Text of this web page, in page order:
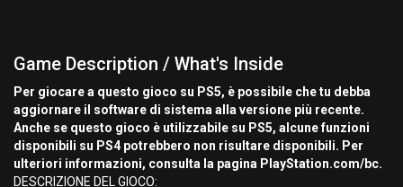
Game Description / What's Inside
Per giocare a questo gioco su PS5, è possibile che tu debba
aggiornare il software di sistema alla versione più recente.
Anche se questo gioco è utilizzabile su PS5, alcune funzioni
disponibili su PS4 potrebbero non risultare disponibili. Per
ulteriori informazioni, consulta la pagina PlayStation.com/bc.
DESCRIZIONE DEL GIOCO: